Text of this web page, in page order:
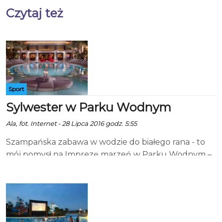
Czytaj też
Sport
Sylwester w Parku Wodnym
Ala, fot. Internet - 28 Lipca 2016 godz. 5:55
Szampańska zabawa w wodzie do białego rana - to
mój pomysł na Imprezę marzeń w Parku Wodnym –
wspólnej zabawie z najbliższymi. Świąteczny strój
pływacki to obowiązujący dress code. Stoliki lub po